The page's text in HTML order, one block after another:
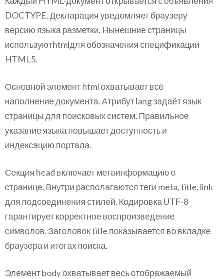
DOCTYPE. Декларация уведомляет браузеру
версию языка разметки. Нынешние страницы
используютhtmlдля обозначения спецификации
HTML5.
Основной элемент html охватывает всё
наполнение документа. Атрибут lang задаёт язык
страницы для поисковых систем. Правильное
указание языка повышает доступность и
индексацию портала.
Секция head включает метаинформацию о
странице. Внутри располагаются теги meta, title, link
для подсоединения стилей. Кодировка UTF-8
гарантирует корректное воспроизведение
символов. Заголовок title показывается во вкладке
браузера и итогах поиска.
Элемент body охватывает весь отображаемый